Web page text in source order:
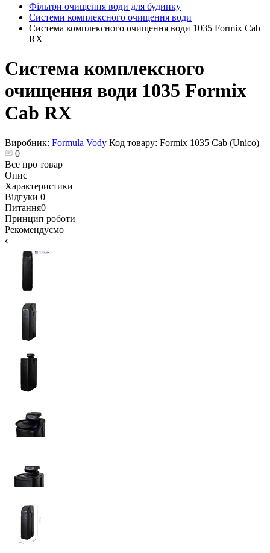
Фільтри очищення води для будинку
Системи комплексного очищення води
Система комплексного очищення води 1035 Formix Cab
RX
Система комплексного
очищення води 1035 Formix
Cab RX
Виробник: Formula Vody Код товару: Formix 1035 Cab (Unico)
0
Все про товар
Опис
Характеристики
Відгуки 0
Питання0
Принцип роботи
Рекомендуємо